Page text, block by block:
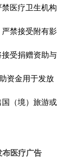
禁医疗卫生机构
禁接受附有影
受捐赠资助与
资金用于发放
（境）旅游或
布医疗广告